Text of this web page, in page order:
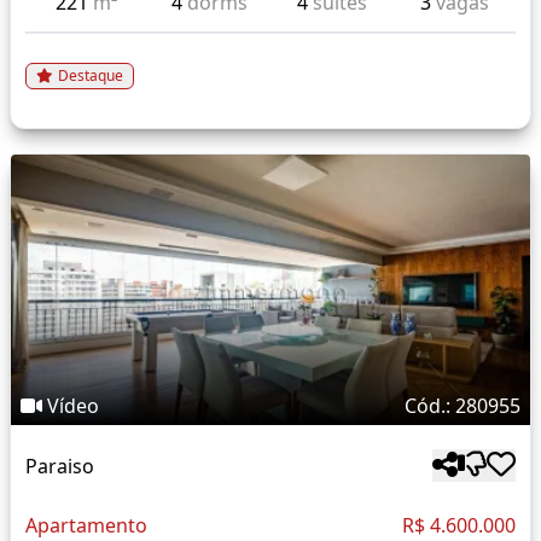
Destaque
Vídeo Cód.: 280955
Paraiso
Apartamento R$ 4.600.000